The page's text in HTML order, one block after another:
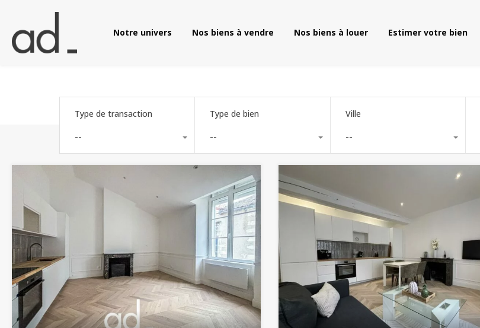
Notre univers
Nos biens à vendre Nos biens à louer Estimer votre bien
Type de transaction
--
Type de bien
--
Ville
--